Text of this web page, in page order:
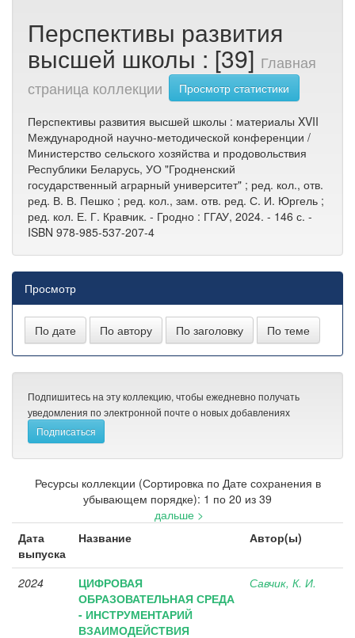
Перспективы развития
высшей школы : [39] Главная
страница коллекции
Просмотр статистики
Перспективы развития высшей школы : материалы XVII
Международной научно-методической конференции /
Министерство сельского хозяйства и продовольствия
Республики Беларусь, УО "Гродненский
государственный аграрный университет" ; ред. кол., отв.
ред. В. В. Пешко ; ред. кол., зам. отв. ред. С. И. Юргель ;
ред. кол. Е. Г. Кравчик. - Гродно : ГГАУ, 2024. - 146 с. -
ISBN 978-985-537-207-4
Просмотр
Подпишитесь на эту коллекцию, чтобы ежедневно получать
уведомления по электронной почте о новых добавлениях
Ресурсы коллекции (Сортировка по Дате сохранения в
убывающем порядке): 1 по 20 из 39
дальше >
Дата
выпуска
Название Автор(ы)
2024
ЦИФРОВАЯ
ОБРАЗОВАТЕЛЬНАЯ СРЕДА
- ИНСТРУМЕНТАРИЙ
ВЗАИМОДЕЙСТВИЯ
Савчик, К. И.